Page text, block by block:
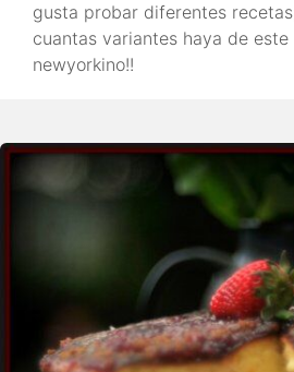
gusta probar diferentes
cuantas variantes haya de
newyorkino!!